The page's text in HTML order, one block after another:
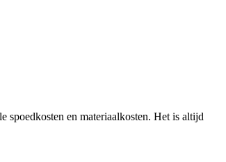
spoedkosten en materiaalkosten. Het is altijd